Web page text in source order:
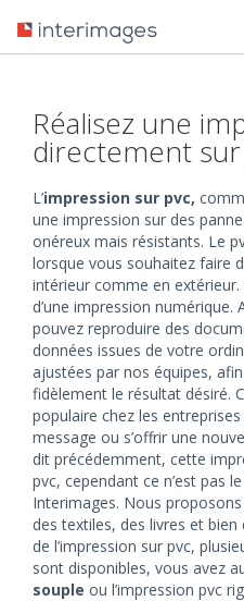
Réalisez une
directement
L’impression sur pvc,
une impression sur des
onéreux mais résistants. Le
lorsque vous souhaitez faire
intérieur comme en extérieur.
d’une impression
pouvez reproduire des
données issues de votre
ajustées par nos équipes,
fidèlement le résultat désiré.
populaire chez les
message ou s’offrir une
dit précédemment, cette
pvc, cependant ce n’est pas
Interimages. Nous
des textiles, des livres et bien
de l’impression sur pvc,
sont disponibles, vous avez
souple ou l’impression pvc